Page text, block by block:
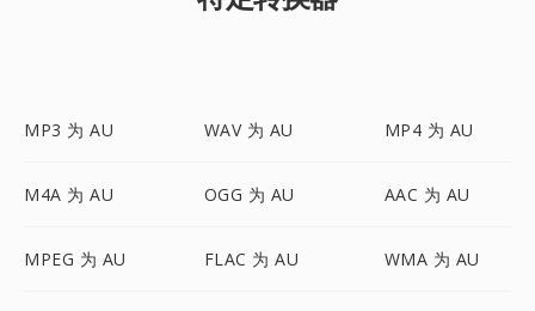
MP3 为 AU WAV 为 AU MP4 为 AU
M4A 为 AU OGG 为 AU AAC 为 AU
MPEG 为 AU FLAC 为 AU WMA 为 AU